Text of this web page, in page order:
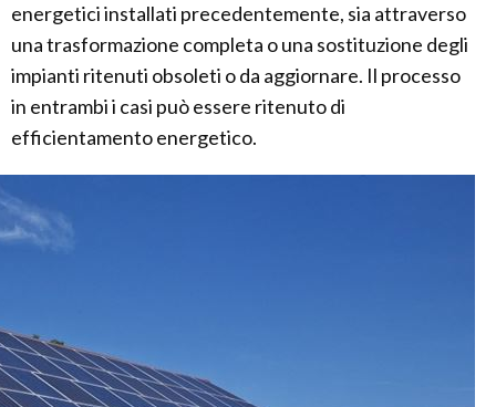
energetici installati precedentemente, sia attraverso
una trasformazione completa o una sostituzione degli
impianti ritenuti obsoleti o da aggiornare. Il processo
in entrambi i casi può essere ritenuto di
efficientamento energetico.